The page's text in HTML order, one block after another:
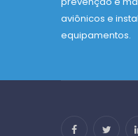
aviônicos e
equipamentos.